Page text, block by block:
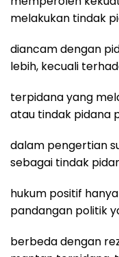
melakukan tindak
diancam dengan
lebih, kecuali
terpidana yang
atau tindak pidana
dalam pengertian
sebagai tindak
hukum positif
pandangan politik
berbeda dengan